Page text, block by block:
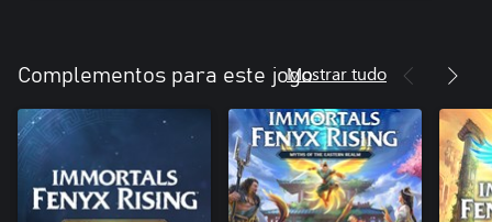
Complementos para este jogoMostrar tudo